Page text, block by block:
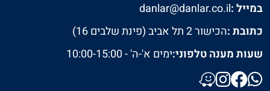
במייל :danlar@danlar.co.il
כתובת :הכישור 2 תל אביב (פינת שלבים 16)
שעות מענה טלפוני:ימים א'-ה' - 10:00-15:00